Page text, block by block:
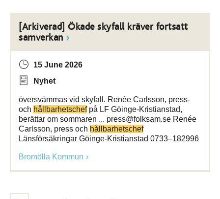
[Arkiverad] Ökade skyfall kräver fortsatt
samverkan
15 June 2026
Nyhet
översvämmas vid skyfall. Renée Carlsson, press-
och hållbarhetschefpå LF Göinge-Kristianstad,
berättar om sommaren ... press@folksam.se Renée
Carlsson, press och hållbarhetschef
Länsförsäkringar Göinge-Kristianstad 0733–182996
Bromölla Kommun